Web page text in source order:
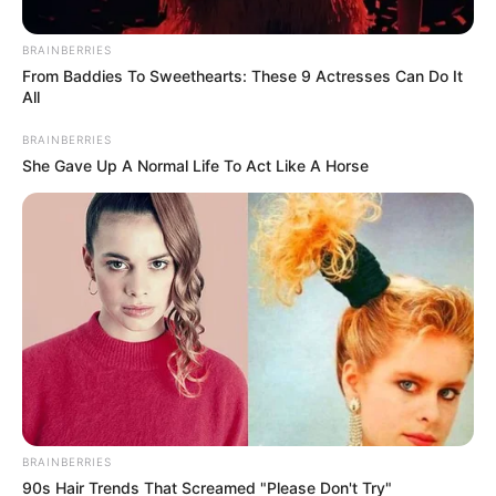
ચંદ્રની યુતિ મહાલક્ષ્મી રાજયોગની રચના કરશે. આ
યોગ ખૂબ જ શુભ માનવામાં આવે છે અને
જ્યોતિષશાસ્ત્રમાં ધન અને સમૃદ્ધિ લાવે છે. ચંદ્રને
મન અને ધનનો કારક માનવામાં આવે છે, જ્યારે મંગળ
ઉર્જા, ભૂમિ અને હિંમતનું પ્રતીક છે. જ્યારે આ બંને
એક સાથે આવે છે, ત્યારે સંપત્તિના નવા રસ્તા ખુલે છે.
આ ખૂબ જ શુભ રાજયોગ ખાસ કરીને ચાર રાશિઓ માટે
સારા નસીબ લાવવાની શક્યતા ધરાવે છે. ચાલો જાણીએ
કે કઈ રાશિઓને સૌથી વધુ ફાયદો થશે.
BRAINBERRIES
From Baddies To Sweethearts: These 9 Actresses Can Do It
All
BRAINBERRIES
She Gave Up A Normal Life To Act Like A Horse
BRAINBERRIES
90s Hair Trends That Screamed "Please Don't Try"